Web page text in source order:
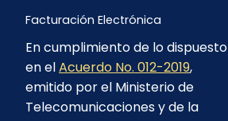
Facturación Electrónica
Archivo Histórico de Facturación
Portal Ambiental y Social
Proyecto Geotérmico Chachimbiro
En cumplimiento de lo dispuesto
en elAcuerdo No. 012-2019,
emitido por el Ministerio de
Telecomunicaciones y de la